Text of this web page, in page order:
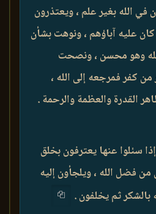
الله بغير علم ، ويعتذرون
عليه آباؤهم ، ونوهت بشأن
وهو محسن ، ونصحت
كفر فمرجعه إلى الله ،
القدرة والعظمة والرحمة .
سئلوا عنها يعترفون بخلق
من فضل الله ، ويلجأون إليه
بالشكر ثم يخلفون .